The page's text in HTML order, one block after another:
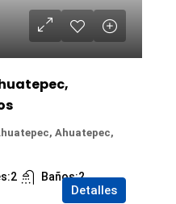
Ahuatepec,
2 Baños:2
Detalles